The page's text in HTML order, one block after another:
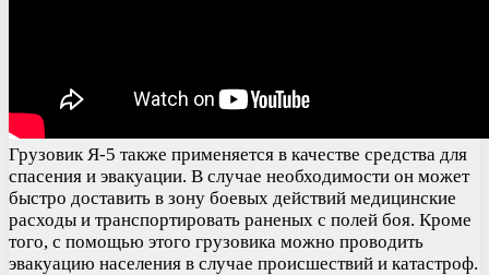
Грузовик Я-5 также применяется в качестве средства для
спасения и эвакуации. В случае необходимости он может
быстро доставить в зону боевых действий медицинские
расходы и транспортировать раненых с полей боя. Кроме
того, с помощью этого грузовика можно проводить
эвакуацию населения в случае происшествий и катастроф.